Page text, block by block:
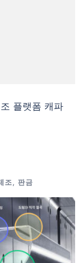
플랫폼 캐파
조 판금